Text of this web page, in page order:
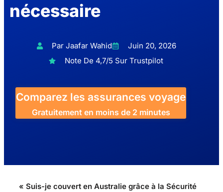
nécessaire
Par Jaafar Wahid
Juin 20, 2026
Note De 4,7/5 Sur Trustpilot
Comparez les assurances voyage
Gratuitement en moins de 2 minutes
« Suis-je couvert en Australie grâce à la Sécurité